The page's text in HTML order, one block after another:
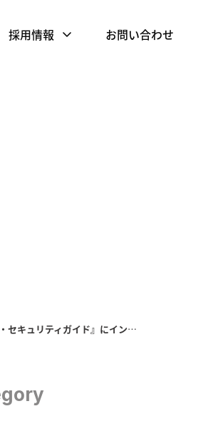
採用情報 お問い合わせ
書籍『キャッシュレス・セキュリティガイド』にインタビュー記事掲載